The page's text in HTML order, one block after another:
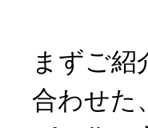
まずご
合わせた